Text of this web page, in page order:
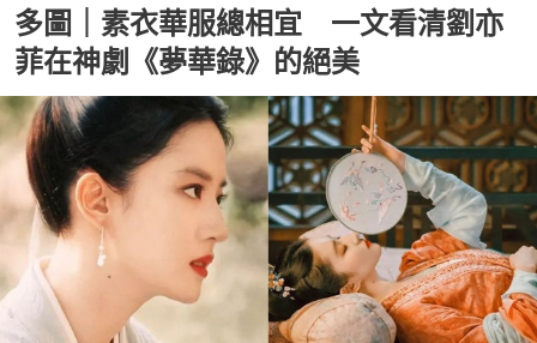
多圖｜素衣華服總相宜 一文看清劉亦
菲在神劇《夢華錄》的絕美